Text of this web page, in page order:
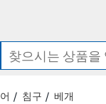
침구 베개